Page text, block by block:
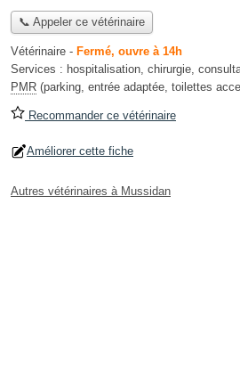
📞 Appeler ce vétérinaire
Vétérinaire - Fermé, ouvre à 14h
Services : hospitalisation, chirurgie,
PMR (parking, entrée adaptée, toilettes
Recommander ce vétérinaire
Améliorer cette fiche
Autres vétérinaires à Mussidan